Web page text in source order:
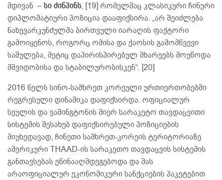
მდივან –სი ძინპინს, [19] რომელმაც კლასიკური ჩინური
დიპლომატიური პოზიცია დააფიქსირა. „არ შეიძლება
ნახევარკუნძულმა ბირთვული იარაღის ფაქტორი
გამოიყენოს, როგორც ომისა და ქაოსის გამომწვევი
საშულება, მეტიც დაპირისპირებულ მხარეებს მოუწოდა
მშვიდობისა და სტაბილურობისკენ“. [20]
2016 წელს სინო-სამხრეთ კორეული ურთიერთობებში
რეგრესული დინამიკა დაფიქსირდა. ოფიციალურ
სეულის და ვაშინგტონის მიერ სარაკეტო თავდაცვითი
სისტემის შესახებ დაფიქსირებული პოზიციების
მიუხედავად, ჩინეთი სამხრეთ-კორეის ტერიტორიაზე
ამერიკური THAAD-ის სარაკეთო თავდაცვის სისტემის
განთავსებას ეწინააღმდეგებოდა და მას
არაოფიციალურ ეკონომიკური სანქციების პაკეტებით